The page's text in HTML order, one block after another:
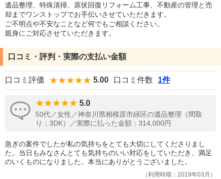
遺品整理、特殊清掃、原状回復リフォーム工事、不動産の管理と売
却までワンストップでお手伝いさせていただきます。
ご不明点や不安なことなど何でもご相談ください。
親身にご対応させていただきます。
口コミ・評判・実際の支払い金額
口コミ評価 5.00 口コミ件数 1件
5.0
50代／女性／神奈川県相模原市緑区の遺品整理（間取
り：3DK）／実際に払った金額：314,000円
急ぎの案件でしたが私の気持ちをとても大切にしてくださりまし
た。当日もみなさんとても気持ちのいい対応をしていただき、満足
のいくものになりました。本当にありがとうございました。
利用時期：2019年03月